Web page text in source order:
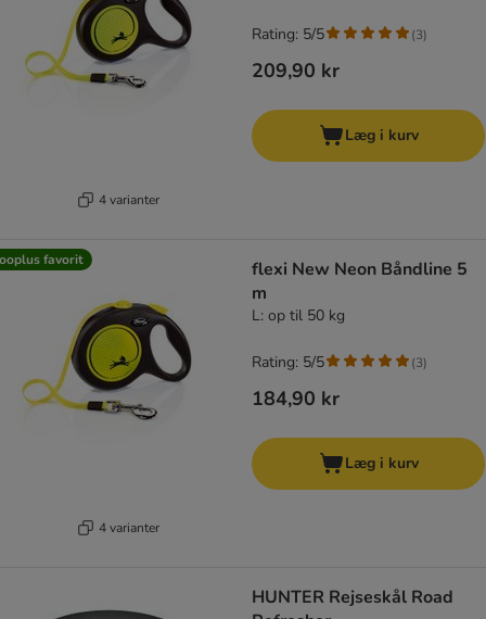
4 varianter
209,90 kr
Rating: 5/5 (3)
Læg i kurv
favorit
4 varianter
flexi New Neon Båndline 5
m
L: op til 50 kg
184,90 kr
Rating: 5/5 (3)
Læg i kurv
HUNTER Rejseskål Road